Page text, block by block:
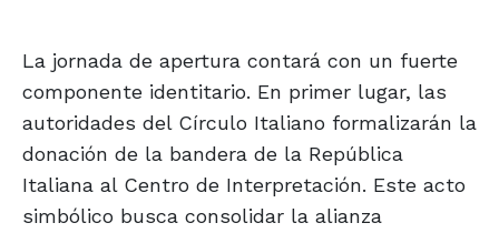
La jornada de apertura contará con un fuerte
componente identitario. En primer lugar, las
autoridades del Círculo Italiano formalizarán la
donación de la bandera de la República
Italiana al Centro de Interpretación. Este acto
simbólico busca consolidar la alianza